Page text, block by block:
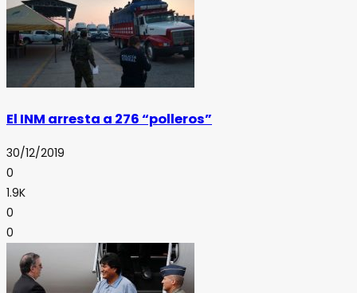
El INM arresta a 276 “polleros”
30/12/2019
0
1.9K
0
0